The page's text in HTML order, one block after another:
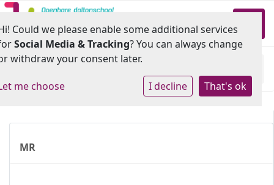
MR
Could we please enable some additional services
Social Media & Tracking? You can always change
withdraw your consent later.
me choose I decline That's ok